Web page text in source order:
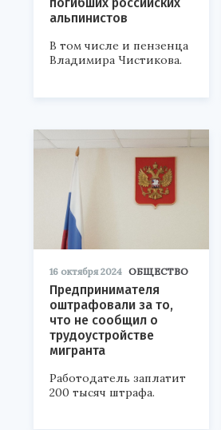
альпинистов
В том числе и пензенца
Владимира Чистикова.
16 октября 2024 ОБЩЕСТВО
Предпринимателя
оштрафовали за то,
что не сообщил о
трудоустройстве
мигранта
Работодатель заплатит
200 тысяч штрафа.